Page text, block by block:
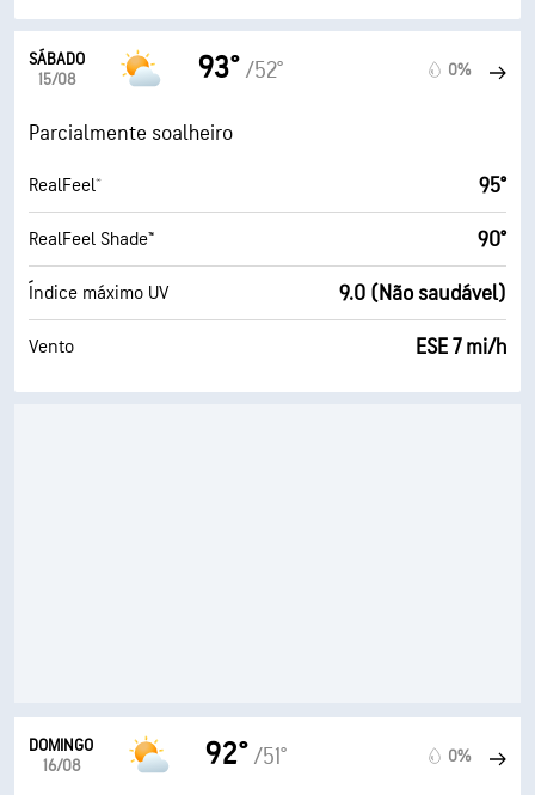
SÁBADO
15/08
93° /52° 0%
Parcialmente soalheiro
RealFeel® 95°
RealFeel Shade™ 90°
Índice máximo UV 9.0 (Não saudável)
Vento ESE 7 mi/h
DOMINGO
16/08
92° /51° 0%